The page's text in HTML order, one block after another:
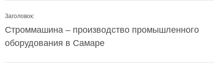
Заголовок:
Строммашина – производство промышленного
оборудования в Самаре